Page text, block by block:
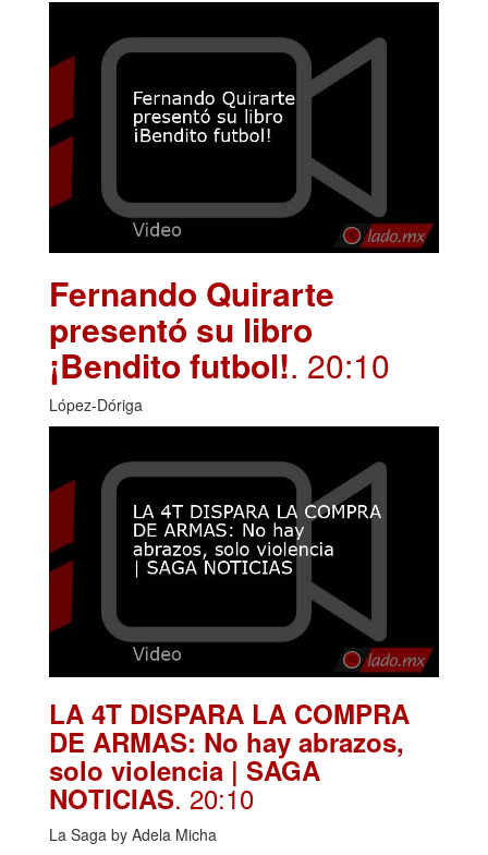
Fernando Quirarte
presentó su libro
¡Bendito futbol!. 20:10
López-Dóriga
LA 4T DISPARA LA COMPRA
DE ARMAS: No hay abrazos,
solo violencia | SAGA
NOTICIAS. 20:10
La Saga by Adela Micha